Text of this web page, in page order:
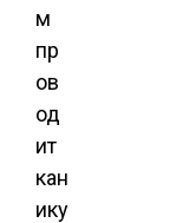
м
пр
ов
од
ит
кан
ику